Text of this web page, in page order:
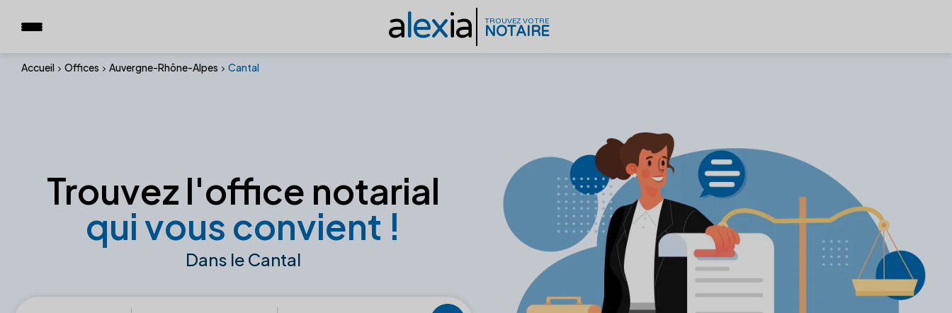
alexia TROUVEZ VOTRE
NOTAIRE
Accueil Offices Auvergne-Rhône-Alpes Cantal
Trouvez l'office notarial
qui vous convient !
Dans le Cantal